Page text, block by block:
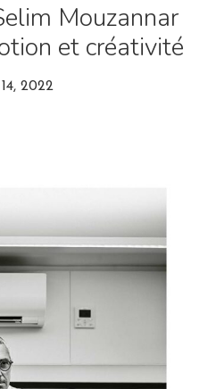
Mouzannar
et créativité
2022